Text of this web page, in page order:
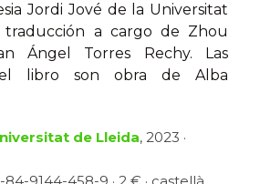
Jordi Jové de la Universitat
traducción a cargo de Zhou
Ángel Torres Rechy. Las
libro son obra de Alba
de Lleida, 2023 ·